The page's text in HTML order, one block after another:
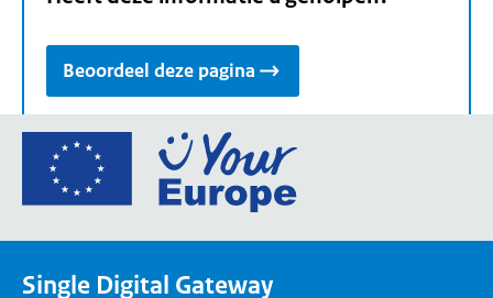
Beoordeel deze pagina
Ga
de
Single Digital Gateway